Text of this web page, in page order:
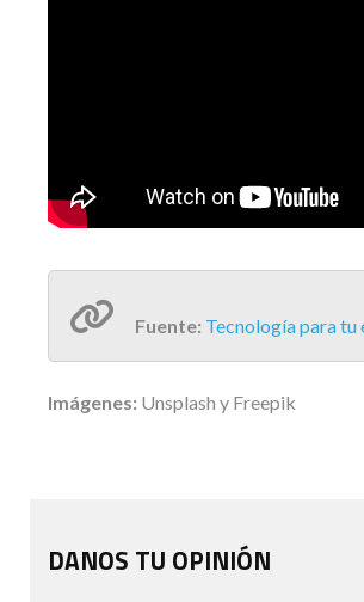
Fuente: Tecnología para tu
Imágenes: Unsplash y Freepik
DANOS TU OPINIÓN